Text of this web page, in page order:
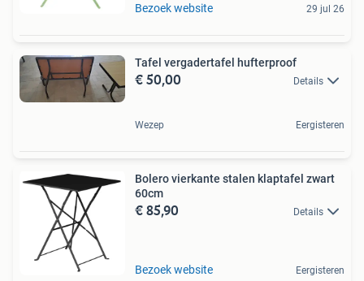
Bezoek website 29 jul 26
Tafel vergadertafel hufterproof
€ 50,00 Details
Wezep Eergisteren
Bolero vierkante stalen klaptafel zwart
60cm
€ 85,90 Details
Bezoek website Eergisteren